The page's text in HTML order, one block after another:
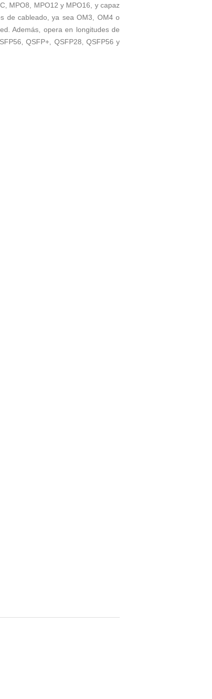
MPO8, MPO12 y MPO16, y capaz
de cableado, ya sea OM3, OM4 o
Además, opera en longitudes de
QSFP+, QSFP28, QSFP56 y